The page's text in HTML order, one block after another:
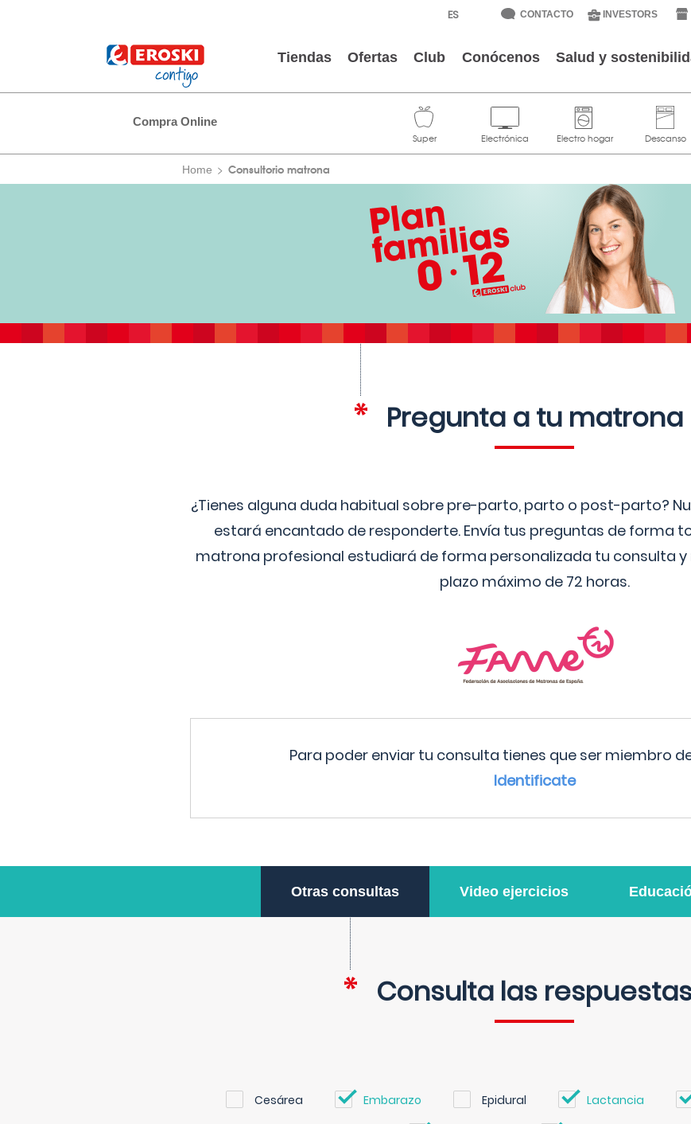
CONTACTO INVESTORS
Tiendas Ofertas Club Conócenos Salud y
Compra Online
Home Consultorio matrona
Pregunta a tu matrona
¿Tienes alguna duda habitual sobre pre-parto, parto o post-parto?
estará encantado de responderte. Envía tus preguntas de forma
matrona profesional estudiará de forma personalizada tu consulta y
plazo máximo de 72 horas.
Para poder enviar tu consulta tienes que ser miembro de
Identificate
Otras consultas Video ejercicios
Consulta las
Cesárea Embarazo Epidural Lactancia